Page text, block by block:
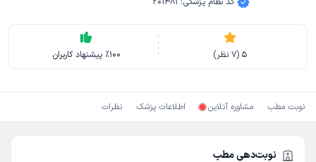
5
(
7 نظر) ٪100 پیشنهاد کاربران
نوبت مطب مشاوره آنلاین اطلاعات پزشک نظرات
نوبت‌دهی مطب